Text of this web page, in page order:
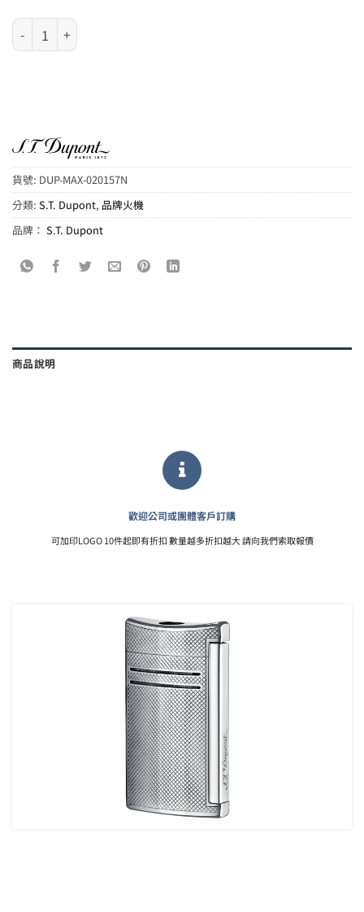
S.T. Dupont MAXIJET 系列 – 亮鋼色格紋 噴射式防風火機 數量
貨號: DUP-MAX-020157N
分類: S.T. Dupont, 品牌火機
品牌： S.T. Dupont
商品說明
歡迎公司或團體客戶訂購
可加印LOGO 10件起即有折扣 數量越多折扣越大 請向我們索取報價